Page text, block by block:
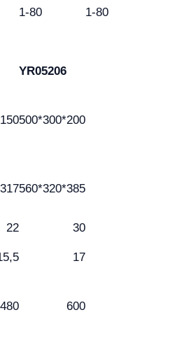
1-80 1-80
YR05206
500*300*200
560*320*385
22
30
17
480 600